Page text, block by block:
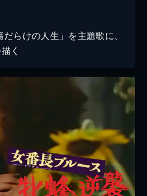
らけの人生」を主題歌に、
く